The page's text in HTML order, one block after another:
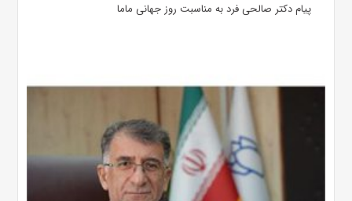
پیام دکتر صالحی فرد به مناسبت روز جهانی ماما